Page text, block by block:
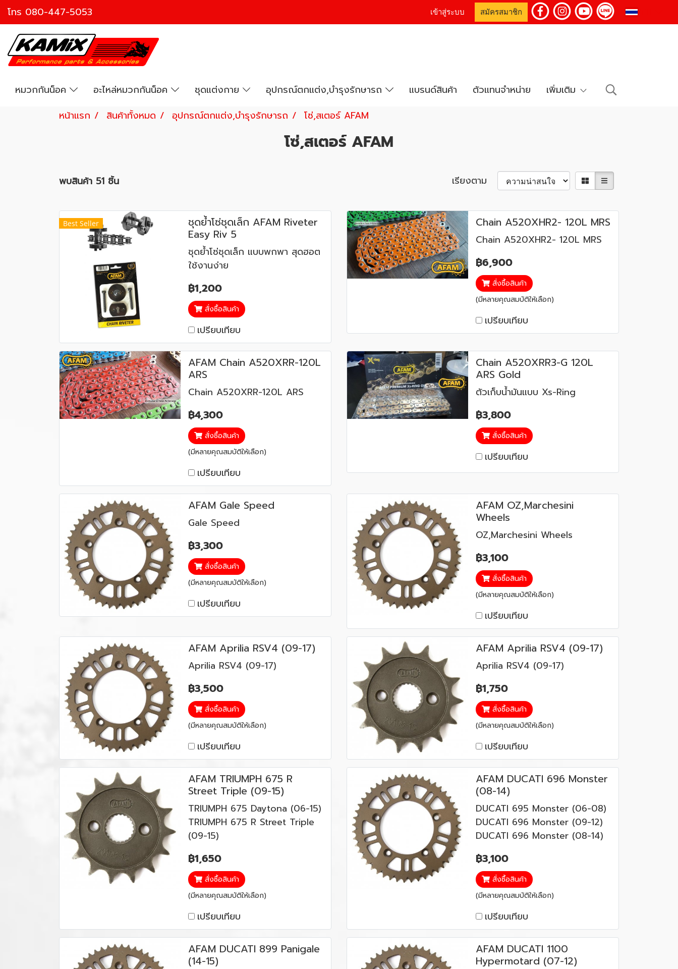
โทร 080-447-5053 เข้าสู่ระบบ สมัครสมาชิก
หมวกกันน็อค อะไหล่หมวกกันน็อค ชุดแต่งกาย อุปกรณ์ตกแต่ง,บำรุงรักษารถ แบรนด์สินค้า ตัวแทนจำหน่าย
เพิ่มเติม
หน้าแรก
สินค้าทั้งหมด อุปกรณ์ตกแต่ง,บำรุงรักษารถ โซ่,สเตอร์ AFAM
โซ่,สเตอร์ AFAM
พบสินค้า 51 ชิ้น เรียงตาม
Best Seller
ชุดย้ำโซ่ชุดเล็ก AFAM Riveter
Easy Riv 5
ชุดย้ำโซ่ชุดเล็ก แบบพกพา สุดฮอต
ใช้งานง่าย
฿1,200
สั่งซื้อสินค้า
เปรียบเทียบ
Chain A520XHR2- 120L MRS
Chain A520XHR2- 120L MRS
฿6,900
สั่งซื้อสินค้า
(มีหลายคุณสมบัติให้เลือก)
เปรียบเทียบ
AFAM Chain A520XRR-120L
ARS
Chain A520XRR-120L ARS
฿4,300
สั่งซื้อสินค้า
(มีหลายคุณสมบัติให้เลือก)
เปรียบเทียบ
Chain A520XRR3-G 120L
ARS Gold
ตัวเก็บน้ำมันแบบ Xs-Ring
฿3,800
สั่งซื้อสินค้า
เปรียบเทียบ
AFAM Gale Speed
Gale Speed
฿3,300
สั่งซื้อสินค้า
(มีหลายคุณสมบัติให้เลือก)
เปรียบเทียบ
AFAM OZ,Marchesini
Wheels
OZ,Marchesini Wheels
฿3,100
สั่งซื้อสินค้า
(มีหลายคุณสมบัติให้เลือก)
เปรียบเทียบ
AFAM Aprilia RSV4 (09-17)
Aprilia RSV4 (09-17)
฿3,500
สั่งซื้อสินค้า
(มีหลายคุณสมบัติให้เลือก)
เปรียบเทียบ
AFAM Aprilia RSV4 (09-17)
Aprilia RSV4 (09-17)
฿1,750
สั่งซื้อสินค้า
(มีหลายคุณสมบัติให้เลือก)
เปรียบเทียบ
AFAM TRIUMPH 675 R
Street Triple (09-15)
TRIUMPH 675 Daytona (06-15)
TRIUMPH 675 R Street Triple
(09-15)
฿1,650
สั่งซื้อสินค้า
(มีหลายคุณสมบัติให้เลือก)
เปรียบเทียบ
AFAM DUCATI 696 Monster
(08-14)
DUCATI 695 Monster (06-08)
DUCATI 696 Monster (09-12)
DUCATI 696 Monster (08-14)
฿3,100
สั่งซื้อสินค้า
(มีหลายคุณสมบัติให้เลือก)
เปรียบเทียบ
AFAM DUCATI 899 Panigale
(14-15)
AFAM DUCATI 1100
Hypermotard (07-12)